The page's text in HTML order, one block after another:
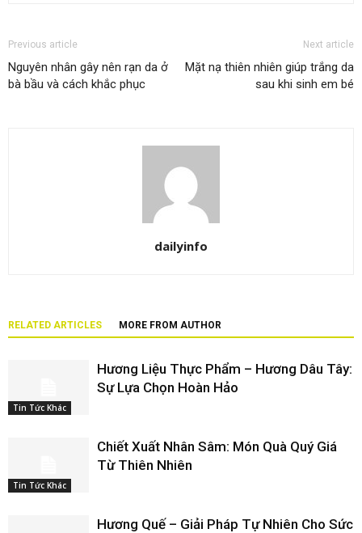
Previous article
Nguyên nhân gây nên rạn da ở
bà bầu và cách khắc phục
Next article
Mặt nạ thiên nhiên giúp trắng da
sau khi sinh em bé
dailyinfo
RELATED ARTICLES MORE FROM AUTHOR
Tin Tức Khác
Hương Liệu Thực Phẩm – Hương Dâu Tây:
Sự Lựa Chọn Hoàn Hảo
Tin Tức Khác
Chiết Xuất Nhân Sâm: Món Quà Quý Giá
Từ Thiên Nhiên
Hương Quế – Giải Pháp Tự Nhiên Cho Sức